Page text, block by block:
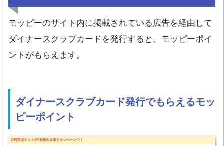
モッピーのサイト内に掲載されている広告を経由して
ダイナースクラブカードを発行すると、モッピーポイ
ントがもらえます。
ダイナースクラブカード発行でもらえるモッ
ピーポイント